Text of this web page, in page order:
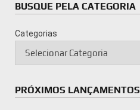
BUSQUE PELA CATEGORIA
Categorias
PRÓXIMOS LANÇAMENTOS